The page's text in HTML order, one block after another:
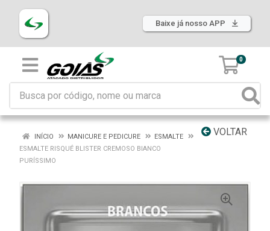
Baixe já nosso APP
0
VOLTAR
INÍCIO MANICURE E PEDICURE
ESMALTE
ESMALTE RISQUÉ BLISTER CREMOSO BIANCO
PURÍSSIMO